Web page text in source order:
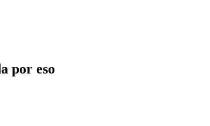
por eso